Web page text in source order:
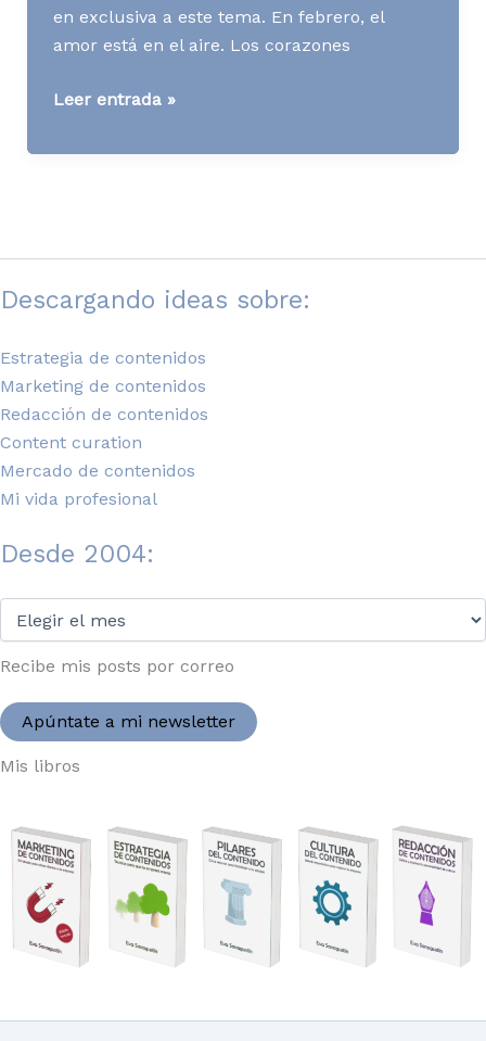
en exclusiva a este tema. En febrero, el
amor está en el aire. Los corazones
¿Competir
precio
ventaja
del
arquetipo
amante
Leer entrada »
Descargando ideas sobre:
Estrategia de contenidos
Marketing de contenidos
Redacción de contenidos
Content curation
Mercado de contenidos
Mi vida profesional
Desde 2004:
2004:
Recibe mis posts por correo
Apúntate a mi newsletter
Mis libros